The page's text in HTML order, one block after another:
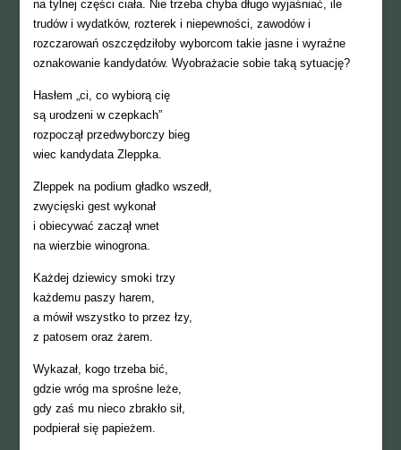
na tylnej części ciała. Nie trzeba chyba długo wyjaśniać, ile
trudów i wydatków, rozterek i niepewności, zawodów i
rozczarowań oszczędziłoby wyborcom takie jasne i wyraźne
oznakowanie kandydatów. Wyobrażacie sobie taką sytuację?
Hasłem „ci, co wybiorą cię
są urodzeni w czepkach”
rozpoczął przedwyborczy bieg
wiec kandydata Zleppka.
Zleppek na podium gładko wszedł,
zwycięski gest wykonał
i obiecywać zaczął wnet
na wierzbie winogrona.
Każdej dziewicy smoki trzy
każdemu paszy harem,
a mówił wszystko to przez łzy,
z patosem oraz żarem.
Wykazał, kogo trzeba bić,
gdzie wróg ma sprośne leże,
gdy zaś mu nieco zbrakło sił,
podpierał się papieżem.